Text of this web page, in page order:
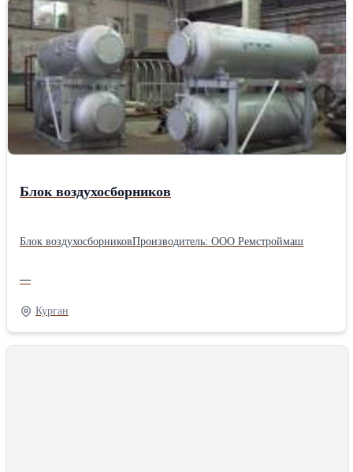
Блок воздухосборников
Блок воздухосборниковПроизводитель: ООО Ремстроймаш
—
Курган